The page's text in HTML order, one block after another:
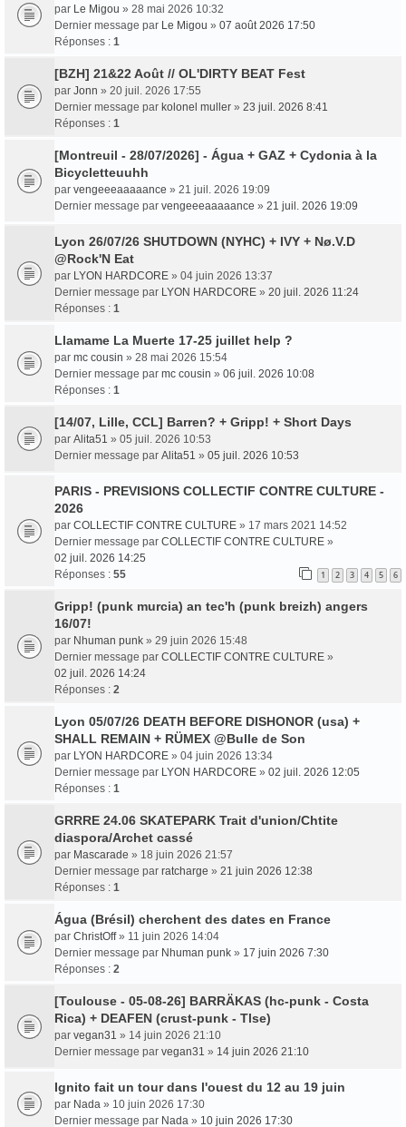
par Le Migou » 28 mai 2026 10:32
Dernier message par Le Migou » 07 août 2026 17:50
Réponses : 1
[BZH] 21&22 Août // OL'DIRTY BEAT Fest
par Jonn » 20 juil. 2026 17:55
Dernier message par kolonel muller » 23 juil. 2026 8:41
Réponses : 1
[Montreuil - 28/07/2026] - Água + GAZ + Cydonia à la
Bicycletteuuhh
par vengeeeaaaaance » 21 juil. 2026 19:09
Dernier message par vengeeeaaaaance » 21 juil. 2026 19:09
Lyon 26/07/26 SHUTDOWN (NYHC) + IVY + Nø.V.D
@Rock'N Eat
par LYON HARDCORE » 04 juin 2026 13:37
Dernier message par LYON HARDCORE » 20 juil. 2026 11:24
Réponses : 1
Llamame La Muerte 17-25 juillet help ?
par mc cousin » 28 mai 2026 15:54
Dernier message par mc cousin » 06 juil. 2026 10:08
Réponses : 1
[14/07, Lille, CCL] Barren? + Gripp! + Short Days
par Alita51 » 05 juil. 2026 10:53
Dernier message par Alita51 » 05 juil. 2026 10:53
PARIS - PREVISIONS COLLECTIF CONTRE CULTURE -
2026
par COLLECTIF CONTRE CULTURE » 17 mars 2021 14:52
Dernier message par COLLECTIF CONTRE CULTURE »
02 juil. 2026 14:25
Réponses : 55 1 2 3 4 5 6
Gripp! (punk murcia) an tec'h (punk breizh) angers
16/07!
par Nhuman punk » 29 juin 2026 15:48
Dernier message par COLLECTIF CONTRE CULTURE »
02 juil. 2026 14:24
Réponses : 2
Lyon 05/07/26 DEATH BEFORE DISHONOR (usa) +
SHALL REMAIN + RÜMEX @Bulle de Son
par LYON HARDCORE » 04 juin 2026 13:34
Dernier message par LYON HARDCORE » 02 juil. 2026 12:05
Réponses : 1
GRRRE 24.06 SKATEPARK Trait d'union/Chtite
diaspora/Archet cassé
par Mascarade » 18 juin 2026 21:57
Dernier message par ratcharge » 21 juin 2026 12:38
Réponses : 1
Água (Brésil) cherchent des dates en France
par ChristOff» 11 juin 2026 14:04
Dernier message par Nhuman punk » 17 juin 2026 7:30
Réponses : 2
[Toulouse - 05-08-26] BARRÄKAS (hc-punk - Costa
Rica) + DEAFEN (crust-punk - Tlse)
par vegan31 » 14 juin 2026 21:10
Dernier message par vegan31 » 14 juin 2026 21:10
Ignito fait un tour dans l'ouest du 12 au 19 juin
par Nada » 10 juin 2026 17:30
Dernier message par Nada » 10 juin 2026 17:30